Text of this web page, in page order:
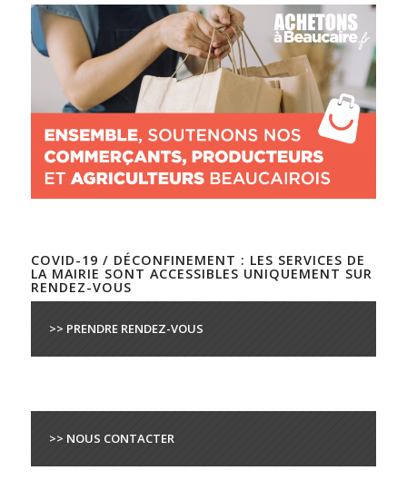
COVID-19 / DÉCONFINEMENT : LES SERVICES DE
LA MAIRIE SONT ACCESSIBLES UNIQUEMENT SUR
RENDEZ-VOUS
>> PRENDRE RENDEZ-VOUS
>> NOUS CONTACTER